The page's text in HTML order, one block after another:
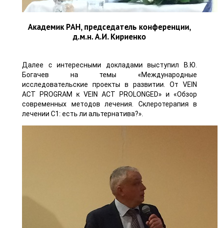
Академик РАН, председатель конференции,
д.м.н. А.И. Кириенко
Далее с интересными докладами выступил В.Ю.
Богачев на темы «Международные
исследовательские проекты в развитии. От VEIN
ACT PROGRAM к VEIN ACT PROLONGED» и «Обзор
современных методов лечения. Склеротерапия в
лечении С1: есть ли альтернатива?».